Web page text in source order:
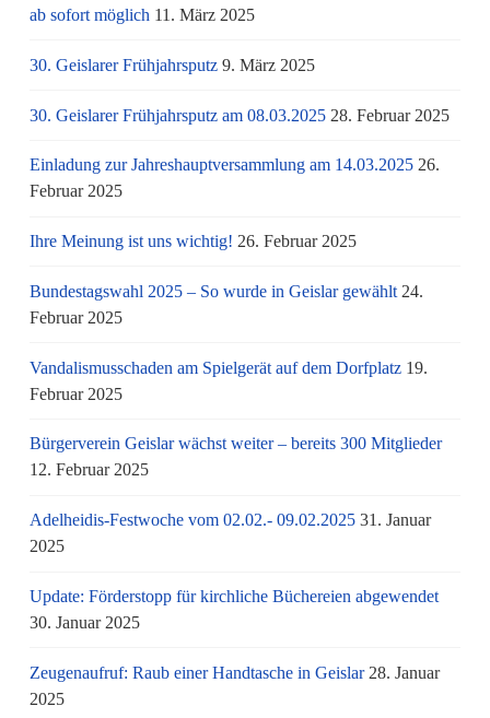
ab sofort möglich 11. März 2025
30. Geislarer Frühjahrsputz 9. März 2025
30. Geislarer Frühjahrsputz am 08.03.2025 28. Februar 2025
Einladung zur Jahreshauptversammlung am 14.03.2025 26.
Februar 2025
Ihre Meinung ist uns wichtig! 26. Februar 2025
Bundestagswahl 2025 – So wurde in Geislar gewählt 24.
Februar 2025
Vandalismusschaden am Spielgerät auf dem Dorfplatz 19.
Februar 2025
Bürgerverein Geislar wächst weiter – bereits 300 Mitglieder
12. Februar 2025
Adelheidis-Festwoche vom 02.02.- 09.02.2025 31. Januar
2025
Update: Förderstopp für kirchliche Büchereien abgewendet
30. Januar 2025
Zeugenaufruf: Raub einer Handtasche in Geislar 28. Januar
2025